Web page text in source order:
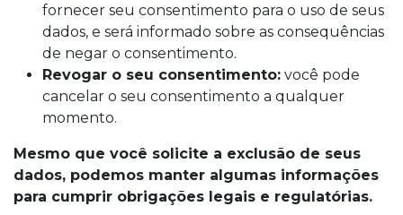
fornecer seu consentimento para o uso de seus
dados, e será informado sobre as consequências
de negar o consentimento.
Revogar o seu consentimento: você pode
cancelar o seu consentimento a qualquer
momento.
Mesmo que você solicite a exclusão de seus
dados, podemos manter algumas informações
para cumprir obrigações legais e regulatórias.